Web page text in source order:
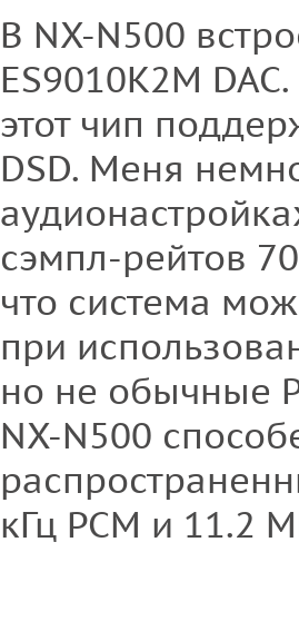
В NX-N500
ES9010K2M
этот чип
DSD. Меня
сэмпл-рейтов
что система
при
но не обычные
NX-N500
кГц PCM и 11.2